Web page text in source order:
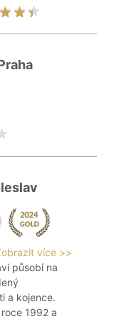
více >>
působí na
a kojence.
1992 a